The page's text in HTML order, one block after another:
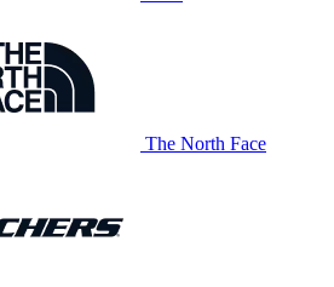
The North Face